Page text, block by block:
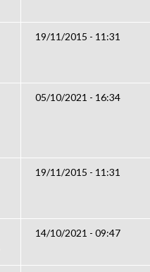
19/11/2015 - 11:31
05/10/2021 - 16:34
19/11/2015 - 11:31
14/10/2021 - 09:47